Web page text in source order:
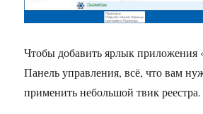
Чтобы добавить ярлык приложения
Панель управления, всё, что вам
применить небольшой твик реестра.